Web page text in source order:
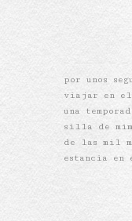
por unos
viajar en el
una
silla de
de las mil
estancia